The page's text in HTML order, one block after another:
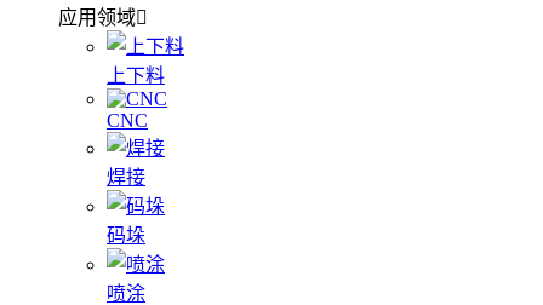
应用领域
上下料
CNC
焊接
码垛
喷涂